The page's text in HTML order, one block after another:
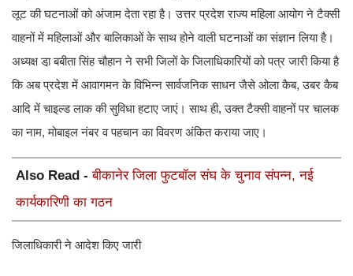
लूट की घटनाओं को अंजाम देता रहा है। उत्तर प्रदेश राज्य महिला आयोग ने टैक्सी
वाहनों में महिलाओं और बालिकाओं के साथ होने वाली घटनाओं का संज्ञान लिया है।
अध्यक्ष डा़ बबीता सिंह चौहान ने सभी जिलों के जिलाधिकारियों को पत्र जारी किया है
कि अब प्रदेश में आवागमन के विभिन्न सार्वजनिक साधन जैसे ओला कैब, उबर कैब
आदि में चाइल्ड लाक की सुविधा हटाए जाएं। साथ ही, उक्त टैक्सी वाहनों पर चालक
का नाम, मोबाइल नंबर व पहचान का विवरण अंकित कराया जाए।
Also Read -बीकानेर जिला फुटबॉल संघ के चुनाव संपन्न, नई
कार्यकारिणी का गठन
जिलाधिकारी ने आदेश किए जारी